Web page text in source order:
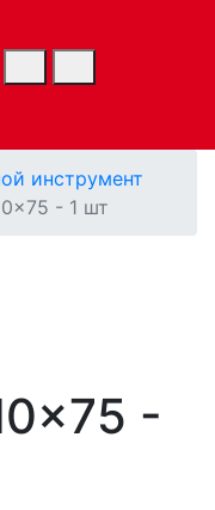
инструмент
- 1 шт
-